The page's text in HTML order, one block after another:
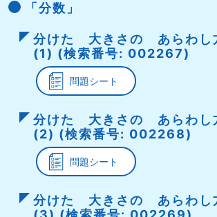
「分数」
分けた 大きさの あらわし
(1) (検索番号: 002267)
問題シート
分けた 大きさの あらわし
(2) (検索番号: 002268)
問題シート
分けた 大きさの あらわし